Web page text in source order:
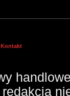
Kontakt